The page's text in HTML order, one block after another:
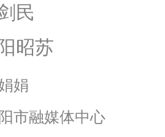
民
昭苏
娟
市融媒体中心